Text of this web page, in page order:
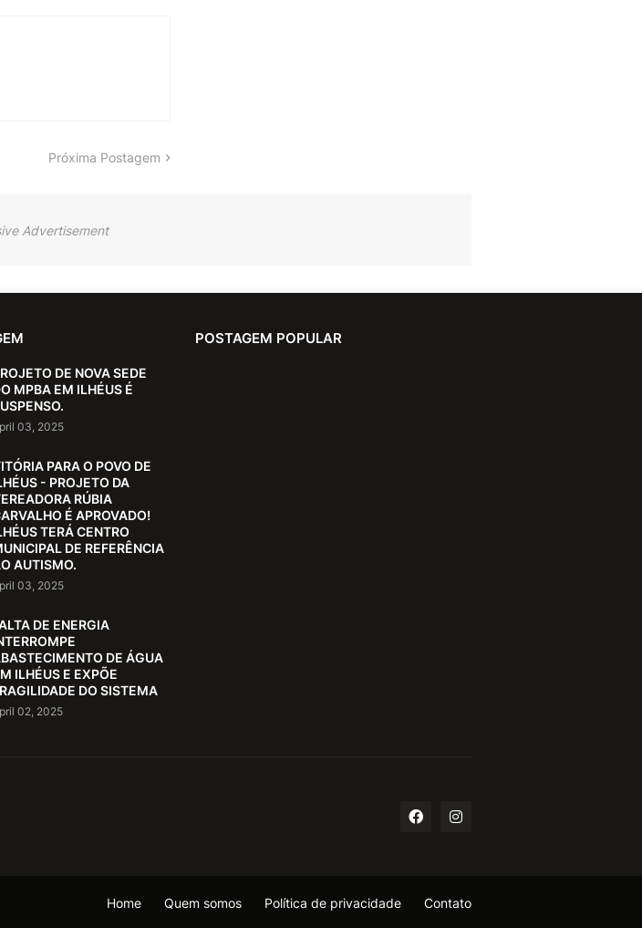
Próxima Postagem
Advertisement
DE NOVA SEDE
MPBA EM ILHÉUS É
03, 2025
PARA O POVO DE
- PROJETO DA
RÚBIA
É APROVADO!
TERÁ CENTRO
DE REFERÊNCIA
AUTISMO.
03, 2025
DE ENERGIA
DE ÁGUA
ILHÉUS E EXPÕE
DO SISTEMA
02, 2025
POSTAGEM POPULAR
Home Quem somos Política de privacidade Contato